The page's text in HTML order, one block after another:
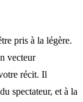
pris à la légère.
vecteur
récit. Il
spectateur, et à la